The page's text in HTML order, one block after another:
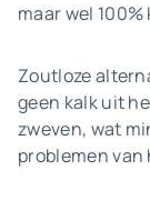
maar wel
Zoutloze
geen kalk uit
zweven, wat
problemen van